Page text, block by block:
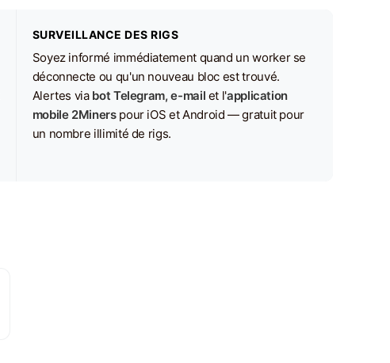
SURVEILLANCE DES RIGS
Soyez informé immédiatement quand un worker se
déconnecte ou qu'un nouveau bloc est trouvé.
Alertes via bot Telegram, e-mail et l'application
mobile 2Minerspour iOS et Android — gratuit pour
un nombre illimité de rigs.